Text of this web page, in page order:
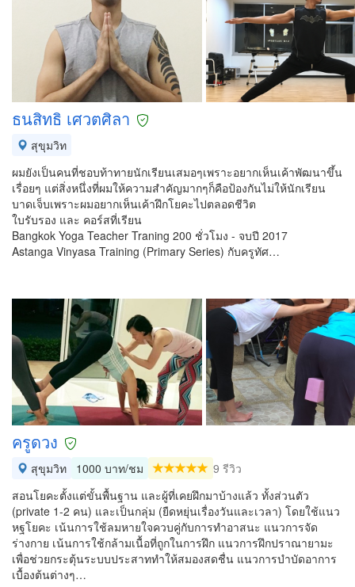
ธนสิทธิ เศวตศิลา
สุขุมวิท
ผมยังเป็นคนที่ชอบท้าทายนักเรียนเสมอๆเพราะอยากเห็นเค้าพัฒนาขึ้น
เรื่อยๆ แต่สิ่งหนึ่งที่ผมให้ความสำคัญมากๆก็คือป้องกันไม่ให้นักเรียน
บาดเจ็บเพราะผมอยากเห็นเค้าฝึกโยคะไปตลอดชีวิต
ใบรับรอง และ คอร์สที่เรียน
Bangkok Yoga Teacher Traning 200 ชั่วโมง - จบปี 2017
Astanga Vinyasa Training (Primary Series) กับครูทัศ…
ครูดวง
สุขุมวิท 1000 บาท/ชม
9 รีวิว
สอนโยคะตั้งแต่ขั้นพื้นฐาน และผู้ที่เคยฝึกมาบ้างแล้ว ทั้งส่วนตัว
(private 1-2 คน) และเป็นกลุ่ม (ยืดหยุ่นเรื่องวันและเวลา) โดยใช้แนว
หฐโยคะ เน้นการใช้ลมหายใจควบคู่กับการทำอาสนะ แนวการจัด
ร่างกาย เน้นการใช้กล้ามเนื้อที่ถูกในการฝึก แนวการฝึกปราณายามะ
เพื่อช่วยกระตุ้นระบบประสาททำให้สมองสดชื่น แนวการบำบัดอาการ
เบื้องต้นต่างๆ…